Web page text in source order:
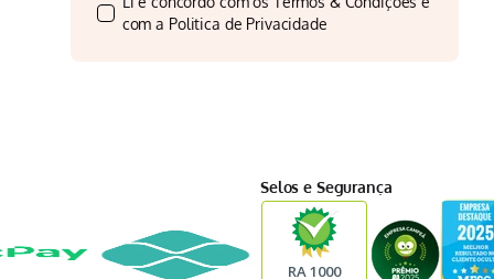
com a Politica de Privacidade
Selos e Segurança